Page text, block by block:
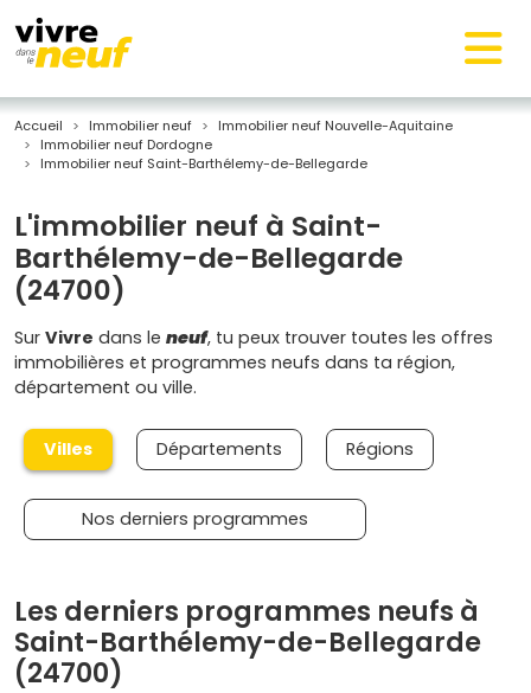
Accueil Immobilier neuf
Immobilier neuf Nouvelle-Aquitaine
Immobilier neuf Dordogne
Immobilier neuf Saint-Barthélemy-de-Bellegarde
L'immobilier neuf à Saint-
Barthélemy-de-Bellegarde
(24700)
Sur Vivre dans le neuf, tu peux trouver toutes les offres
immobilières et programmes neufs dans ta région,
département ou ville.
Villes Départements Régions
Nos derniers programmes
Les derniers programmes neufs à
Saint-Barthélemy-de-Bellegarde
(24700)